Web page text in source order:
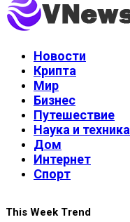
Новости
Крипта
Мир
Бизнес
Путешествие
Наука и техника
Дом
Интернет
Спорт
This Week Trend